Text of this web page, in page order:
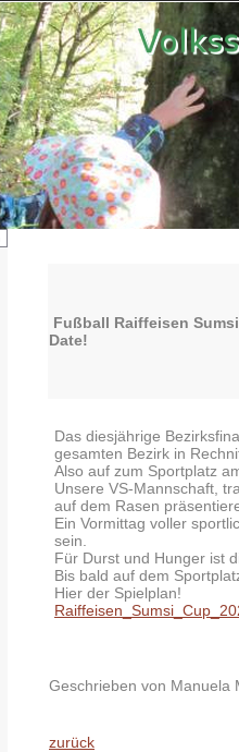
Fußball Raiffeisen
Date!
Das diesjährige
gesamten Bezirk in
Also auf zum Sportplatz
Unsere VS-Mannschaft,
auf dem Rasen
Ein Vormittag voller
sein.
Für Durst und Hunger ist
Bis bald auf dem
Hier der Spielplan!
Geschrieben von Manuela
zurück